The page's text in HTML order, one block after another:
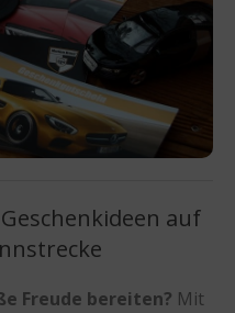
auf
Freude bereiten? Mit